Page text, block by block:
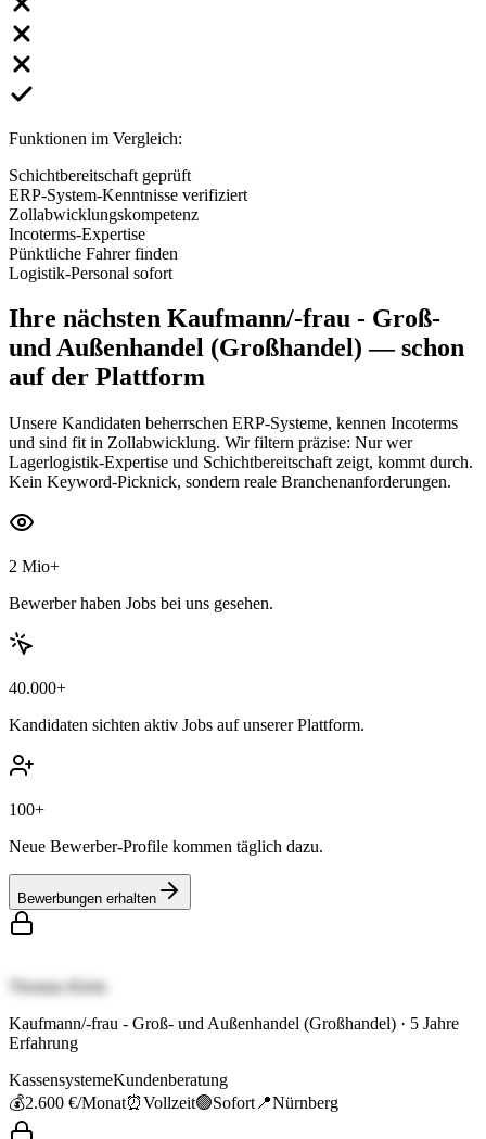
Funktionen im Vergleich:
Schichtbereitschaft geprüft
ERP-System-Kenntnisse verifiziert
Zollabwicklungskompetenz
Incoterms-Expertise
Pünktliche Fahrer finden
Logistik-Personal sofort
Ihre nächsten Kaufmann/-frau - Groß-
und Außenhandel (Großhandel) — schon
auf der Plattform
Unsere Kandidaten beherrschen ERP-Systeme, kennen Incoterms
und sind fit in Zollabwicklung. Wir filtern präzise: Nur wer
Lagerlogistik-Expertise und Schichtbereitschaft zeigt, kommt durch.
Kein Keyword-Picknick, sondern reale Branchenanforderungen.
2 Mio+
Bewerber haben Jobs bei uns gesehen.
40.000+
Kandidaten sichten aktiv Jobs auf unserer Plattform.
100+
Neue Bewerber-Profile kommen täglich dazu.
Bewerbungen erhalten
Thomas Klein
Kaufmann/-frau - Groß- und Außenhandel (Großhandel) · 5 Jahre
Erfahrung
KassensystemeKundenberatung
💰2.600 €/Monat⏰Vollzeit🟢Sofort 📍Nürnberg